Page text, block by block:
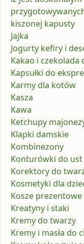
kiszonej kapusty
Jajka
Jogurty kefiry i
Kakao i czekolada
Kapsułki do
Karmy dla kotów
Kasza
Kawa
Ketchupy
Klapki damskie
Kombinezony
Konturówki do ust
Korektory do
Kosmetyki dla
Kosze
Kreatyny i staki
Kremy do twarzy
Kremy i masła do